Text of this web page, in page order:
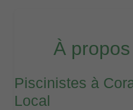
À
Piscinistes à
Local